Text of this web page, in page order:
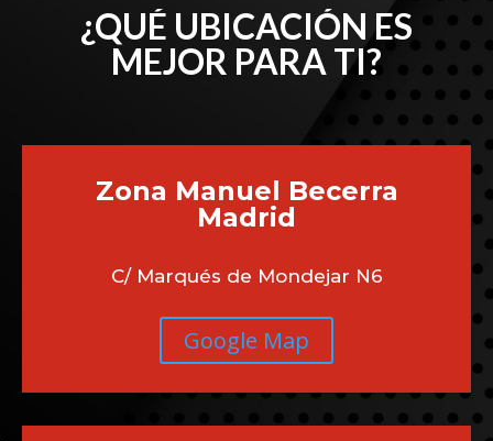
¿QUÉ UBICACIÓN ES
MEJOR PARA TI?
Zona Manuel Becerra
Madrid
C/ Marqués de Mondejar N6
Google Map